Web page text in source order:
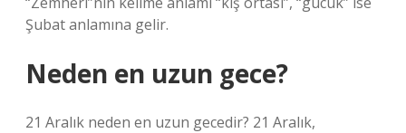
Şubat anlamına gelir.
Neden en uzun gece?
21 Aralık neden en uzun gecedir? 21 Aralık,